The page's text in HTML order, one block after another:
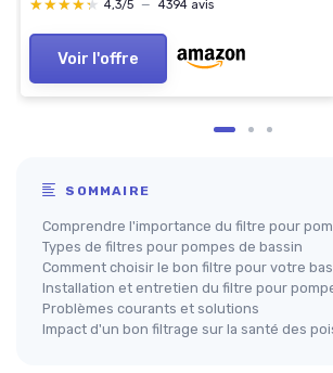
★★★★★
★★★★★ 4,3/5 — 4394 avis
Voir l'offre
SOMMAIRE
Comprendre l'importance du filtre pour
Types de filtres pour pompes de bassin
Comment choisir le bon filtre pour votre
Installation et entretien du filtre pour
Problèmes courants et solutions
Impact d'un bon filtrage sur la santé des